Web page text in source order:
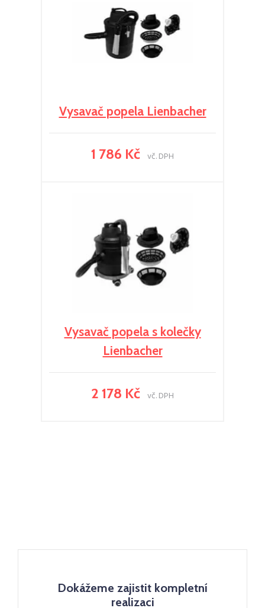
Vysavač popela Lienbacher
1 786 Kč vč. DPH
Vysavač popela s kolečky
Lienbacher
2 178 Kč vč. DPH
Dokážeme zajistit kompletní
realizaci